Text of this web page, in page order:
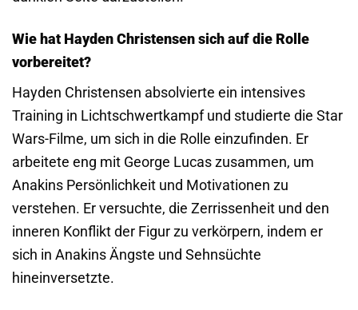
Wie hat Hayden Christensen sich auf die Rolle
vorbereitet?
Hayden Christensen absolvierte ein intensives
Training in Lichtschwertkampf und studierte die Star
Wars-Filme, um sich in die Rolle einzufinden. Er
arbeitete eng mit George Lucas zusammen, um
Anakins Persönlichkeit und Motivationen zu
verstehen. Er versuchte, die Zerrissenheit und den
inneren Konflikt der Figur zu verkörpern, indem er
sich in Anakins Ängste und Sehnsüchte
hineinversetzte.